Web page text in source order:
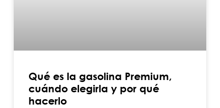
Qué es la gasolina Premium,
cuándo elegirla y por qué
hacerlo